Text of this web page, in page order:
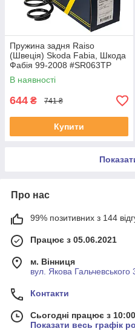
Пружина задня Raiso
(Швеція) Skoda Fabia, Шкода
Фабія 99-2008 #SR063TP
UAFZVVX4
В наявності
644 ₴ 741 ₴
Купити
Про нас
99% позитивних з 144
Працює з 05.06.2021
м. Вінниця
вул. Якова Гальчевського
Контакти
Сьогодні працює з
Показати весь графік